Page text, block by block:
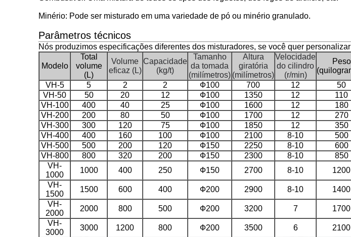
Minério: Pode ser misturado em uma variedade de pó ou minério granulado.
Parâmetros técnicos
Nós produzimos especificações diferentes dos misturadores, se você quer
Modelo
Total
volume
(L)
Volume
eficaz (L)
Capacidade
(kg/t)
Tamanho
da tomada
(milímetros)
Altura
giratória
(milímetros)
Velocidade
do cilindro
(r/min)
Peso
VH-5
5 2 2 Ф100 700 12
50
VH-50
50 20 12 Ф100 1350 12
110
VH-100
400 40 25 Ф100 1600 12
180
VH-200
200 80 50 Ф100 1700 12
270
VH-300
300 120 75 Ф100 1850 12
350
VH-400
400 160 100 Ф100 2100 8-10
500
VH-500
500 200 120 Ф150 2250 8-10
600
VH-800
800 320 200 Ф150 2300 8-10
850
VH-
1000
1000 400 250 Ф150 2700 8-10
1200
VH-
1500
1500 600 400 Ф200 2900 8-10
1400
VH-
2000
2000 800 500 Ф200 3200 7
1700
VH-
3000
3000 1200 800 Ф200 3500 6 2100